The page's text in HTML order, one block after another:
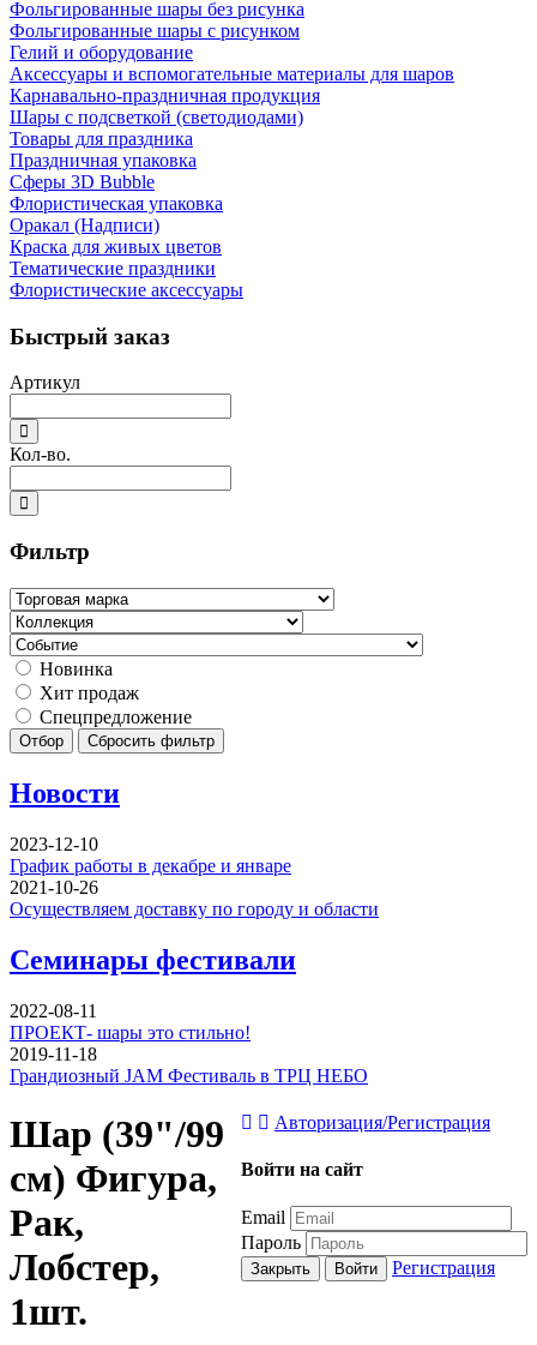
Фольгированные шары без рисунка
Фольгированные шары с рисунком
Гелий и оборудование
Аксессуары и вспомогательные материалы для шаров
Карнавально-праздничная продукция
Шары с подсветкой (светодиодами)
Товары для праздника
Праздничная упаковка
Сферы 3D Bubble
Флористическая упаковка
Оракал (Надписи)
Краска для живых цветов
Тематические праздники
Флористические аксессуары
Быстрый заказ
Артикул
Кол-во.
Фильтр
Новинка
Хит продаж
Спецпредложение
Отбор Сбросить фильтр
Новости
2023-12-10
График работы в декабре и январе
2021-10-26
Осуществляем доставку по городу и области
Семинары фестивали
2022-08-11
ПРОЕКТ- шары это стильно!
2019-11-18
Грандиозный JAM Фестиваль в ТРЦ НЕБО
Авторизация/Регистрация
Войти на сайт
Email
Пароль
Закрыть Войти Регистрация
Шар (39"/99
см) Фигура,
Рак,
Лобстер,
1шт.